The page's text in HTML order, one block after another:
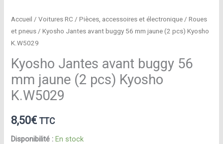
Accueil /Voitures RC /Pièces, accessoires et électronique /Roues
et pneus / Kyosho Jantes avant buggy 56 mm jaune (2 pcs) Kyosho
K.W5029
Kyosho Jantes avant buggy 56
mm jaune (2 pcs) Kyosho
K.W5029
8,50€ TTC
Disponibilité : En stock